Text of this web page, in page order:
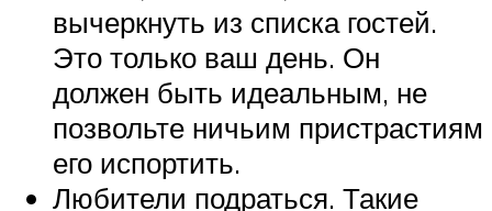
вычеркнуть из списка гостей.
Это только ваш день. Он
должен быть идеальным, не
позвольте ничьим пристрастиям
его испортить.
Любители подраться. Такие